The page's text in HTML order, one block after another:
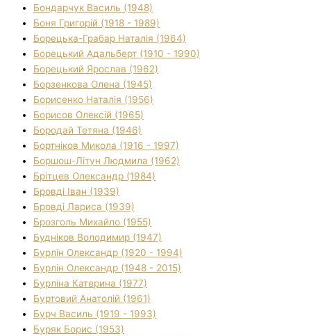
Бондарчук Василь (1948)
Боня Григорій (1918 - 1989)
Борецька-Грабар Наталія (1964)
Борецький Адальберт (1910 - 1990)
Борецький Ярослав (1962)
Борзенкова Олена (1945)
Борисенко Наталія (1956)
Борисов Олексій (1965)
Бородай Тетяна (1946)
Бортніков Микола (1916 - 1997)
Боршош-Літун Людмила (1962)
Брітцев Олександр (1984)
Бровді Іван (1939)
Бровді Лариса (1939)
Брозголь Михайло (1955)
Будніков Володимир (1947)
Бурлін Олександр (1920 - 1994)
Бурлін Олександр (1948 - 2015)
Бурліна Катерина (1977)
Буртовий Анатолій (1961)
Бурч Василь (1919 - 1993)
Буряк Борис (1953)